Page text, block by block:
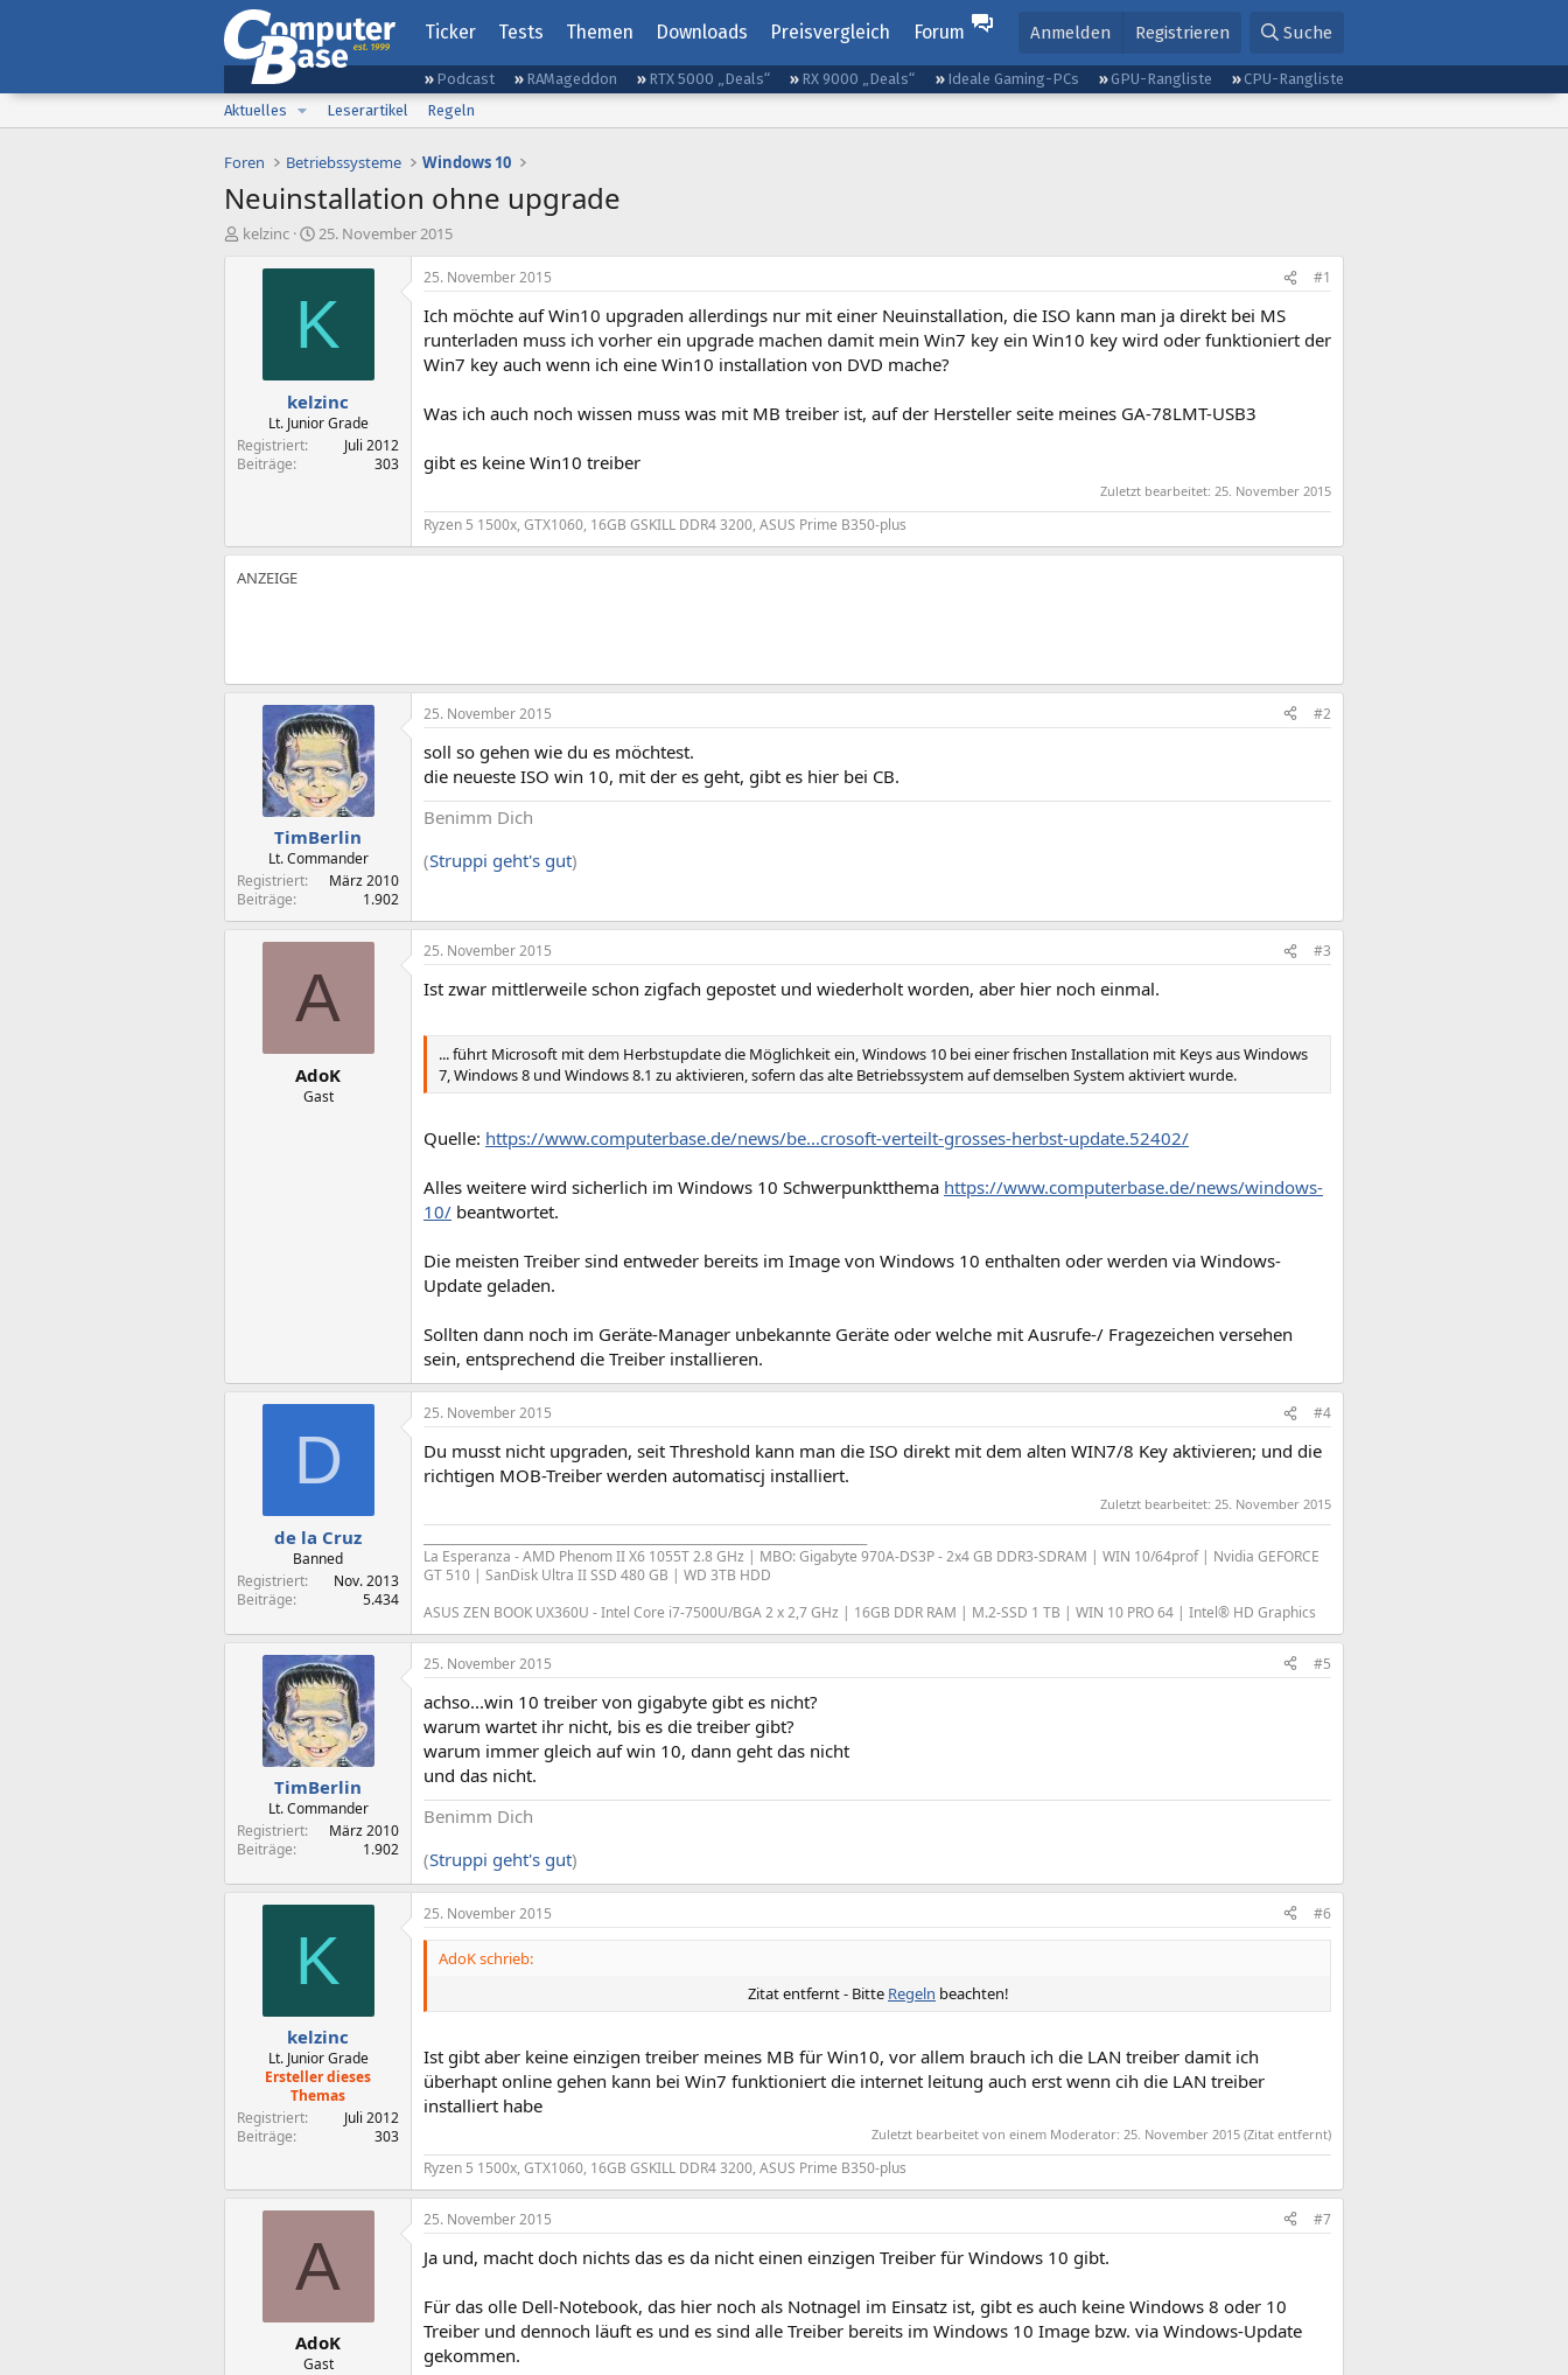
Ticker Tests Themen Downloads Preisvergleich Forum Anmelden Registrieren Suche
Podcast RAMageddon RTX 5000 „Deals“ RX 9000 „Deals“ Ideale Gaming-PCs GPU-Rangliste
CPU-Rangliste
Aktuelles
Leserartikel Regeln
Foren Betriebssysteme Windows 10
Neuinstallation ohne upgrade
E
kelzinc
E
s
e
l
t
a
m
25. November 2015
K
kelzinc
Lt. Junior Grade
Registriert
Juli 2012
Beiträge
303
25. November 2015 #1
Ich möchte auf Win10 upgraden allerdings nur mit einer Neuinstallation, die ISO kann man ja direkt bei MS
runterladen muss ich vorher ein upgrade machen damit mein Win7 key ein Win10 key wird oder funktioniert der
Win7 key auch wenn ich eine Win10 installation von DVD mache?
Was ich auch noch wissen muss was mit MB treiber ist, auf der Hersteller seite meines GA-78LMT-USB3
gibt es keine Win10 treiber
Zuletzt bearbeitet: 25. November 2015
Ryzen 5 1500x, GTX1060, 16GB GSKILL DDR4 3200, ASUS Prime B350-plus
TimBerlin
Lt. Commander
Registriert
März 2010
Beiträge
1.902
25. November 2015 #2
soll so gehen wie du es möchtest.
die neueste ISO win 10, mit der es geht, gibt es hier bei CB.
Benimm Dich
(Struppi geht's gut)
A
AdoK
Gast
25. November 2015 #3
Ist zwar mittlerweile schon zigfach gepostet und wiederholt worden, aber hier noch einmal.
... führt Microsoft mit dem Herbstupdate die Möglichkeit ein, Windows 10 bei einer frischen Installation mit Keys aus Windows
7, Windows 8 und Windows 8.1 zu aktivieren, sofern das alte Betriebssystem auf demselben System aktiviert wurde.
Quelle: https://www.computerbase.de/news/be...crosoft-verteilt-grosses-herbst-update.52402/
Alles weitere wird sicherlich im Windows 10 Schwerpunktthema https://www.computerbase.de/news/windows-
10/ beantwortet.
Die meisten Treiber sind entweder bereits im Image von Windows 10 enthalten oder werden via Windows-
Update geladen.
Sollten dann noch im Geräte-Manager unbekannte Geräte oder welche mit Ausrufe-/ Fragezeichen versehen
sein, entsprechend die Treiber installieren.
D
de la Cruz
Banned
Registriert
Nov. 2013
Beiträge
5.434
25. November 2015 #4
Du musst nicht upgraden, seit Threshold kann man die ISO direkt mit dem alten WIN7/8 Key aktivieren; und die
richtigen MOB-Treiber werden automatiscj installiert.
Zuletzt bearbeitet: 25. November 2015
La Esperanza - AMD Phenom II X6 1055T 2.8 GHz | MBO: Gigabyte 970A-DS3P - 2x4 GB DDR3-SDRAM | WIN 10/64prof | Nvidia GEFORCE
GT 510 | SanDisk Ultra II SSD 480 GB | WD 3TB HDD
ASUS ZEN BOOK UX360U - Intel Core i7-7500U/BGA 2 x 2,7 GHz | 16GB DDR RAM | M.2-SSD 1 TB | WIN 10 PRO 64 | Intel® HD Graphics
TimBerlin
Lt. Commander
Registriert
März 2010
Beiträge
1.902
25. November 2015 #5
achso...win 10 treiber von gigabyte gibt es nicht?
warum wartet ihr nicht, bis es die treiber gibt?
warum immer gleich auf win 10, dann geht das nicht
und das nicht.
Benimm Dich
(Struppi geht's gut)
K
kelzinc
Lt. Junior Grade
Ersteller dieses
Themas
Registriert
Juli 2012
Beiträge
303
25. November 2015 #6
AdoK schrieb:
Zitat entfernt - Bitte Regeln beachten!​
Ist gibt aber keine einzigen treiber meines MB für Win10, vor allem brauch ich die LAN treiber damit ich
überhapt online gehen kann bei Win7 funktioniert die internet leitung auch erst wenn cih die LAN treiber
installiert habe
Zuletzt bearbeitet von einem Moderator: 25. November 2015 (Zitat entfernt)
Ryzen 5 1500x, GTX1060, 16GB GSKILL DDR4 3200, ASUS Prime B350-plus
A
AdoK
Gast
25. November 2015 #7
Ja und, macht doch nichts das es da nicht einen einzigen Treiber für Windows 10 gibt.
Für das olle Dell-Notebook, das hier noch als Notnagel im Einsatz ist, gibt es auch keine Windows 8 oder 10
Treiber und dennoch läuft es und es sind alle Treiber bereits im Windows 10 Image bzw. via Windows-Update
gekommen.